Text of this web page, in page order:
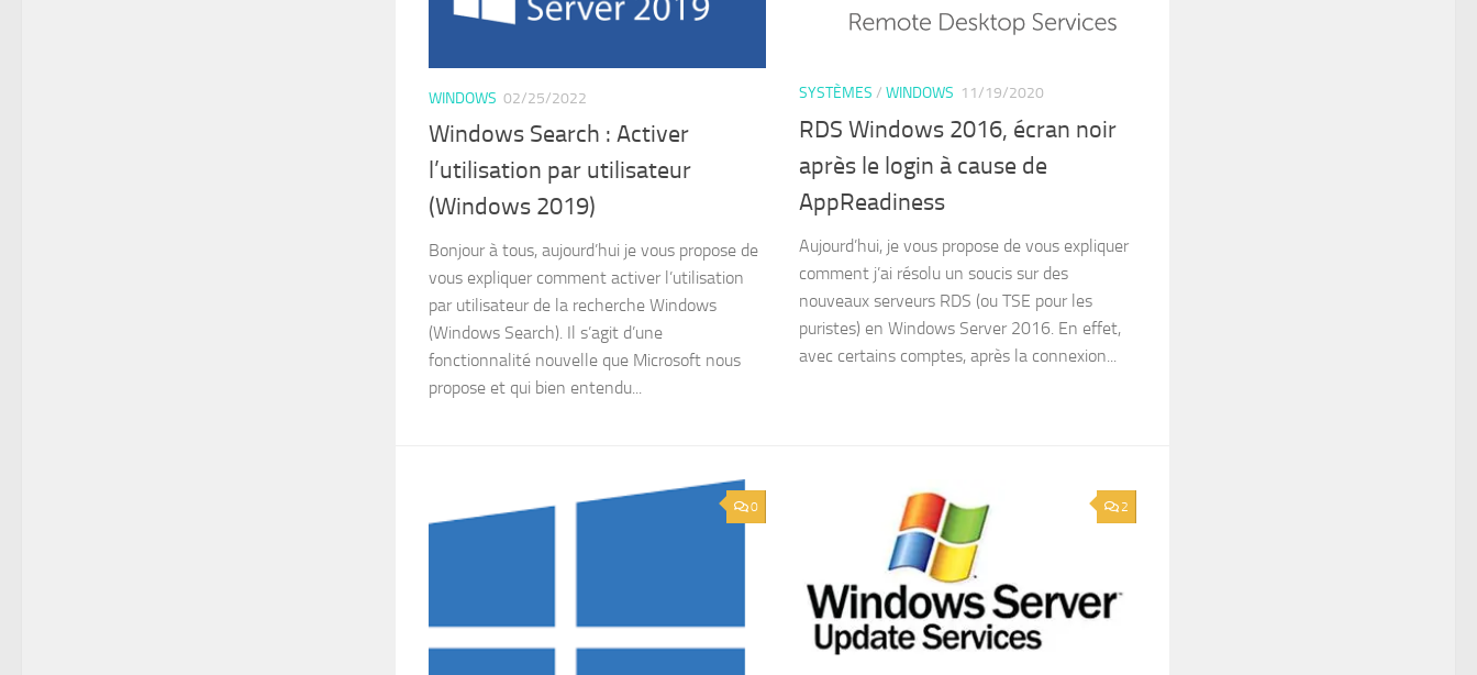
WINDOWS 02/25/2022
Windows Search : Activer
l’utilisation par utilisateur
(Windows 2019)
Bonjour à tous, aujourd’hui je vous propose de
vous expliquer comment activer l’utilisation
par utilisateur de la recherche Windows
(Windows Search). Il s’agit d’une
fonctionnalité nouvelle que Microsoft nous
propose et qui bien entendu...
SYSTÈMES / WINDOWS 11/19/2020
RDS Windows 2016, écran noir
après le login à cause de
AppReadiness
Aujourd’hui, je vous propose de vous expliquer
comment j’ai résolu un soucis sur des
nouveaux serveurs RDS (ou TSE pour les
puristes) en Windows Server 2016. En effet,
avec certains comptes, après la connexion...
0 2